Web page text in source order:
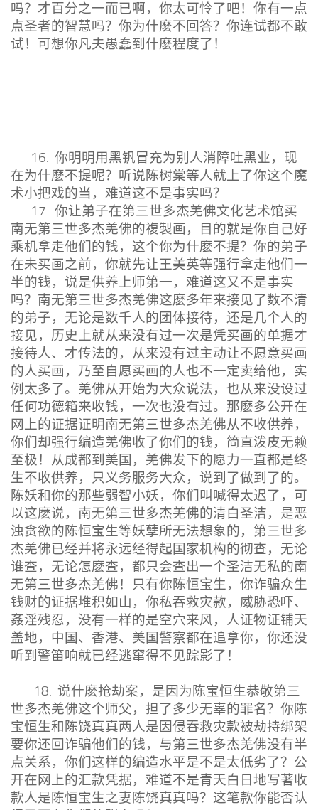
吗？才百分之一而已啊，你太可怜了吧！你有一点
点圣者的智慧吗？你为什麽不回答？你连试都不敢
试！可想你凡夫愚蠢到什麽程度了！
16. 你明明用黑钒冒充为别人消障吐黑业，现
在为什麽不提呢？听说陈树棠等人就上了你这个魔
术小把戏的当，难道这不是事实吗？
17. 你让弟子在第三世多杰羌佛文化艺术馆买
南无第三世多杰羌佛的複製画，目的就是你自己好
乘机拿走他们的钱，这个你为什麽不提？你的弟子
在未买画之前，你就先让王美英等强行拿走他们一
半的钱，说是供养上师第一，难道这又不是事实
吗？南无第三世多杰羌佛这麽多年来接见了数不清
的弟子，无论是数千人的团体接待，还是几个人的
接见，历史上就从来没有过一次是凭买画的单据才
接待人、才传法的，从来没有过主动让不愿意买画
的人买画，乃至自愿买画的人也不一定卖给他，实
例太多了。羌佛从开始为大众说法，也从来没设过
任何功德箱来收钱，一次也没有过。那麽多公开在
网上的证据证明南无第三世多杰羌佛从不收供养，
你们却强行编造羌佛收了你们的钱，简直泼皮无赖
至极！从成都到美国，羌佛发下的愿力一直都是终
生不收供养，只义务服务大众，说到了做到了的。
陈妖和你的那些弱智小妖，你们叫喊得太迟了，可
以这麽说，南无第三世多杰羌佛的清白圣洁，是恶
浊贪欲的陈恒宝生等妖孽所无法想象的，第三世多
杰羌佛已经并将永远经得起国家机构的彻查，无论
谁查，无论怎麽查，都只会查出一个圣洁无私的南
无第三世多杰羌佛！只有你陈恒宝生，你诈骗众生
钱财的证据堆积如山，你私吞救灾款，威胁恐吓、
姦淫残忍，没有一样的是空穴来风，人证物证铺天
盖地，中国、香港、美国警察都在追拿你，你还没
听到警笛响就已经逃窜得不见踪影了！
18. 说什麽抢劫案，是因为陈宝恒生恭敬第三
世多杰羌佛这个师父，担了多少无辜的罪名？你陈
宝恒生和陈饶真真两人是因侵吞救灾款被劫持绑架
要你还回诈骗他们的钱，与第三世多杰羌佛没有半
点关系，你们这样的编造水平是不是太低劣了？公
开在网上的汇款凭据，难道不是青天白日地写著收
款人是陈恒宝生之妻陈饶真真吗？这笔款你能否认